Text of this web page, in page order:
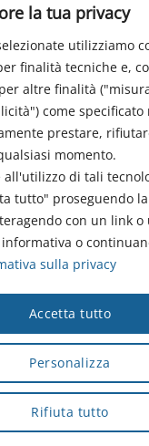
la tua privacy
utilizziamo
finalità tecniche e,
altre finalità
come specificato
prestare,
momento.
all'utilizzo di tali
tutto" proseguendo
con un link o
o
sulla privacy
Personalizza
Rifiuta tutto
Accetta tutto
Istituto Neurologico
Neuromed S.p.A.
|Privacy|
Contatti|Credits
i.v. - Numero REA IS -
-